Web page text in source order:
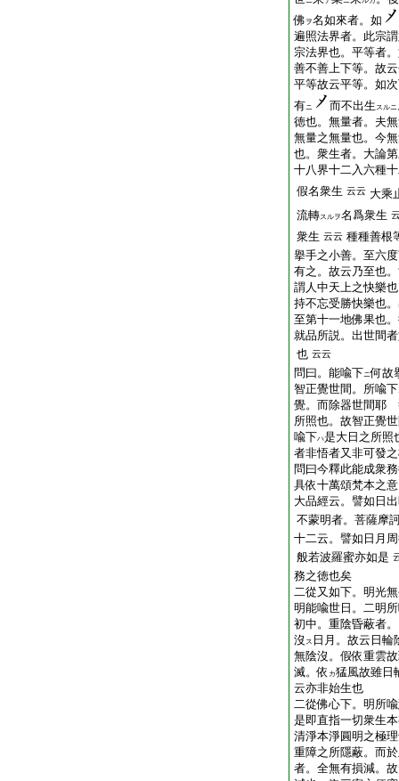
佛 ヲ名如來者。如
遍照法界者。此宗
宗法界也。平等者
善不善上下等。故
平等故云平等。如
有ニ 而不出生 スルニ
徳也。無量者。夫
無量之無量也。今
也。衆生者。大論
十八界十二入六種
假名衆生 云云 大乘
流轉スルヲ名爲衆生
衆生 云云 種種善根
擧手之小善。至六
有之。故云乃至也
謂人中天上之快樂
持不忘受勝快樂也
至第十一地佛果也
就品所説。出世間
也 云云
問曰。能喩下ニ何故
智正覺世間。所喩下
覺。而除器世間耶
所照也。故智正覺
喩下ハ是大日之所照
者非悟者又非可發
問曰今釋此能成衆
具依十萬頌梵本之
大品經云。譬如日
不蒙明者。菩薩摩
十二云。譬如日月
般若波羅蜜亦如是
務之徳也矣
二從又如下。明光
明能喩世日。二明
初中。重陰昏蔽者
沒 ス 日月。故云日
無陰沒。假依重雲
滅。依 カ猛風故雖日
云亦非始生也
二從佛心下。明所
是即直指一切衆生
清淨本淨圓明之極
重障之所隱蔽。而
者。全無有損減。